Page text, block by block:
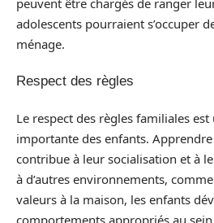
adolescents pourraient s’occuper
ménage.
Respect des règles
Le respect des règles familiales
importante des enfants.
contribue à leur socialisation et à
à d’autres environnements,
valeurs à la maison, les enfants
comportements appropriés au sein